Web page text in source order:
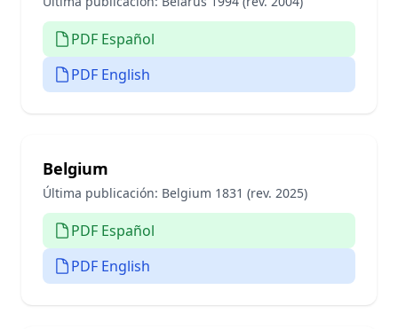
PDF Español
PDF English
Belgium
Última publicación: Belgium 1831 (rev. 2025)
PDF Español
PDF English